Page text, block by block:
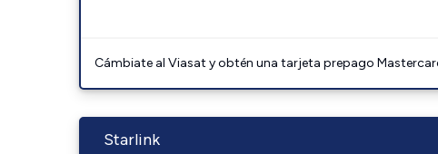
Cámbiate al Viasat y obtén una tarjeta prepago
Starlink